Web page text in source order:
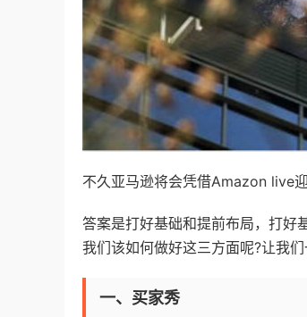
不久亚马逊将会凭借Amazon live
答案是打好基础和提前布局，打好
我们该如何做好这三方面呢?让我们
一、买家秀